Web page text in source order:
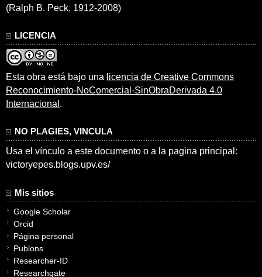
(Ralph B. Peck, 1912-2008)
LICENCIA
Esta obra está bajo una licencia de Creative Commons
Reconocimiento-NoComercial-SinObraDerivada 4.0
Internacional .
NO PLAGIES, VINCULA
Usa el vínculo a este documento o a la pagina principal:
victoryepes.blogs.upv.es/
Mis sitios
Google Scholar
Orcid
Página personal
Publons
Researcher-ID
Researchgate